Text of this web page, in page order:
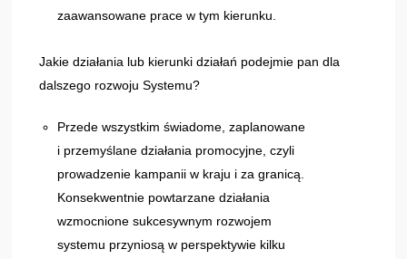
zaawansowane prace w tym kierunku.
Jakie działania lub kierunki działań podejmie pan dla
dalszego rozwoju Systemu?
Przede wszystkim świadome, zaplanowane
i przemyślane działania promocyjne, czyli
prowadzenie kampanii w kraju i za granicą.
Konsekwentnie powtarzane działania
wzmocnione sukcesywnym rozwojem
systemu przyniosą w perspektywie kilku